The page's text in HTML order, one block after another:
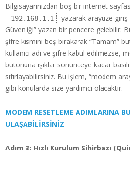
Bilgisayarınızdan boş bir internet
192.168.1.1
yazarak arayüze giriş
Güvenliği” yazan bir pencere gelebilir.
şifre kısmını boş bırakarak “Tamam”
kullanıcı adı ve şifre kabul edilmezse,
butonuna ışıklar sönünceye kadar
sıfırlayabilirsiniz. Bu işlem, “modem
gibi konularda size yardımcı olacaktır.
MODEM RESETLEME ADIMLARINA
ULAŞABİLİRSİNİZ
Adım 3: Hızlı Kurulum Sihirbazı